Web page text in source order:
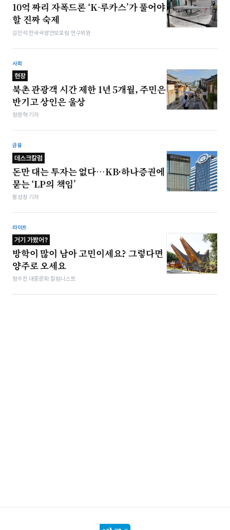
10억 짜리 자폭드론 ‘K-루카스’가 풀어야
할 진짜 숙제
김민석 한국국방안보포럼 연구위원
사회
현장
북촌 관광객 시간 제한 1년 5개월, 주민은
반기고 상인은 울상
정원혁 기자
금융
데스크칼럼
돈만 대는 투자는 없다…KB·하나증권에
묻는 ‘LP의 책임’
봉성창 기자
라이프
거기 가봤어?
방학이 많이 남아 고민이세요? 그렇다면
양주로 오세요
정수진 대중문화 칼럼니스트